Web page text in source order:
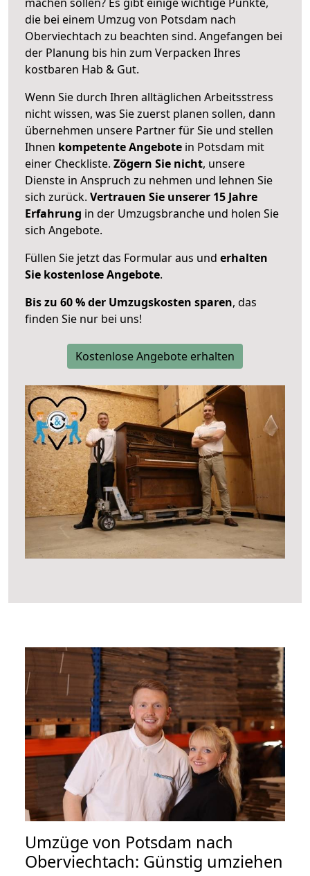
die bei einem Umzug von Potsdam nach
Oberviechtach zu beachten sind. Angefangen bei
der Planung bis hin zum Verpacken Ihres
kostbaren Hab & Gut.
Wenn Sie durch Ihren alltäglichen Arbeitsstress
nicht wissen, was Sie zuerst planen sollen, dann
übernehmen unsere Partner für Sie und stellen
Ihnen kompetente Angebote in Potsdam mit
einer Checkliste. Zögern Sie nicht, unsere
Dienste in Anspruch zu nehmen und lehnen Sie
sich zurück. Vertrauen Sie unserer 15 Jahre
Erfahrung in der Umzugsbranche und holen Sie
sich Angebote.
Füllen Sie jetzt das Formular aus und erhalten
Sie kostenlose Angebote.
Bis zu 60 % der Umzugskosten sparen, das
finden Sie nur bei uns!
Kostenlose Angebote erhalten
Umzüge von Potsdam nach
Oberviechtach: Günstig umziehen